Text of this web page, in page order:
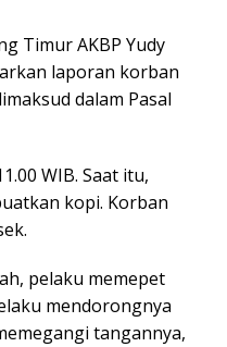
Timur AKBP Yudy
laporan korban
dalam Pasal
WIB. Saat itu,
kopi. Korban
pelaku memepet
mendorongnya
tangannya,